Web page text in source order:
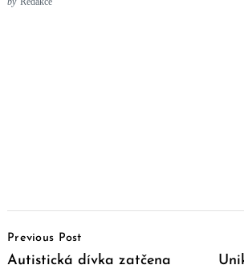
Navigation
Previous Post
Autistická dívka zatčena